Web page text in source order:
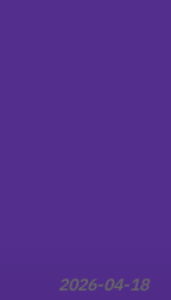
2026-04-18